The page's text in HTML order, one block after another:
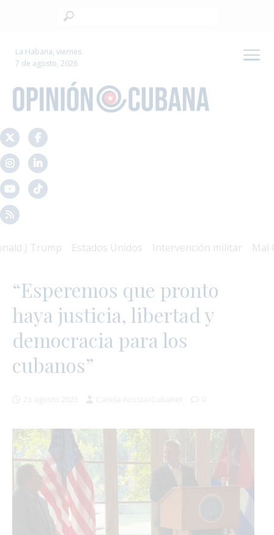
La Habana, viernes
7 de agosto, 2026
J Trump Estados Unidos Intervención militar Mal
“Esperemos que pronto
haya justicia, libertad y
democracia para los
cubanos”